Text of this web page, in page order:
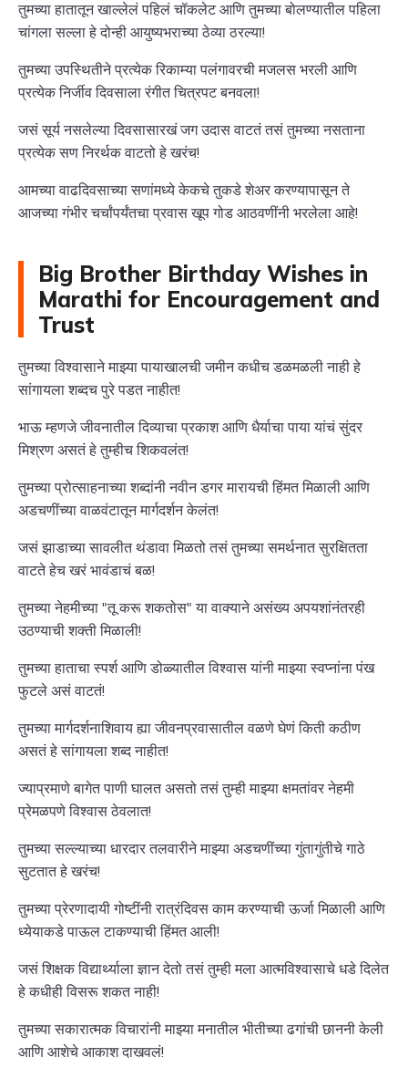
तुमच्या हातातून खाल्लेलं पहिलं चॉकलेट आणि तुमच्या बोलण्यातील पहिला
चांगला सल्ला हे दोन्ही आयुष्यभराच्या ठेव्या ठरल्या!
तुमच्या उपस्थितीने प्रत्येक रिकाम्या पलंगावरची मजलस भरली आणि
प्रत्येक निर्जीव दिवसाला रंगीत चित्रपट बनवला!
जसं सूर्य नसलेल्या दिवसासारखं जग उदास वाटतं तसं तुमच्या नसताना
प्रत्येक सण निरर्थक वाटतो हे खरंच!
आमच्या वाढदिवसाच्या सणांमध्ये केकचे तुकडे शेअर करण्यापासून ते
आजच्या गंभीर चर्चांपर्यंतचा प्रवास खूप गोड आठवणींनी भरलेला आहे!
Big Brother Birthday Wishes in
Marathi for Encouragement and
Trust
तुमच्या विश्वासाने माझ्या पायाखालची जमीन कधीच डळमळली नाही हे
सांगायला शब्दच पुरे पडत नाहीत!
भाऊ म्हणजे जीवनातील दिव्याचा प्रकाश आणि धैर्याचा पाया यांचं सुंदर
मिश्रण असतं हे तुम्हीच शिकवलंत!
तुमच्या प्रोत्साहनाच्या शब्दांनी नवीन डगर मारायची हिंमत मिळाली आणि
अडचणींच्या वाळवंटातून मार्गदर्शन केलंत!
जसं झाडाच्या सावलीत थंडावा मिळतो तसं तुमच्या समर्थनात सुरक्षितता
वाटते हेच खरं भावंडाचं बळ!
तुमच्या नेहमीच्या "तू करू शकतोस" या वाक्याने असंख्य अपयशांनंतरही
उठण्याची शक्ती मिळाली!
तुमच्या हाताचा स्पर्श आणि डोळ्यातील विश्वास यांनी माझ्या स्वप्नांना पंख
फुटले असं वाटतं!
तुमच्या मार्गदर्शनाशिवाय ह्या जीवनप्रवासातील वळणे घेणं किती कठीण
असतं हे सांगायला शब्द नाहीत!
ज्याप्रमाणे बागेत पाणी घालत असतो तसं तुम्ही माझ्या क्षमतांवर नेहमी
प्रेमळपणे विश्वास ठेवलात!
तुमच्या सल्ल्याच्या धारदार तलवारीने माझ्या अडचणींच्या गुंतागुंतीचे गाठे
सुटतात हे खरंच!
तुमच्या प्रेरणादायी गोष्टींनी रात्रंदिवस काम करण्याची ऊर्जा मिळाली आणि
ध्येयाकडे पाऊल टाकण्याची हिंमत आली!
जसं शिक्षक विद्यार्थ्याला ज्ञान देतो तसं तुम्ही मला आत्मविश्वासाचे धडे दिलेत
हे कधीही विसरू शकत नाही!
तुमच्या सकारात्मक विचारांनी माझ्या मनातील भीतीच्या ढगांची छाननी केली
आणि आशेचे आकाश दाखवलं!